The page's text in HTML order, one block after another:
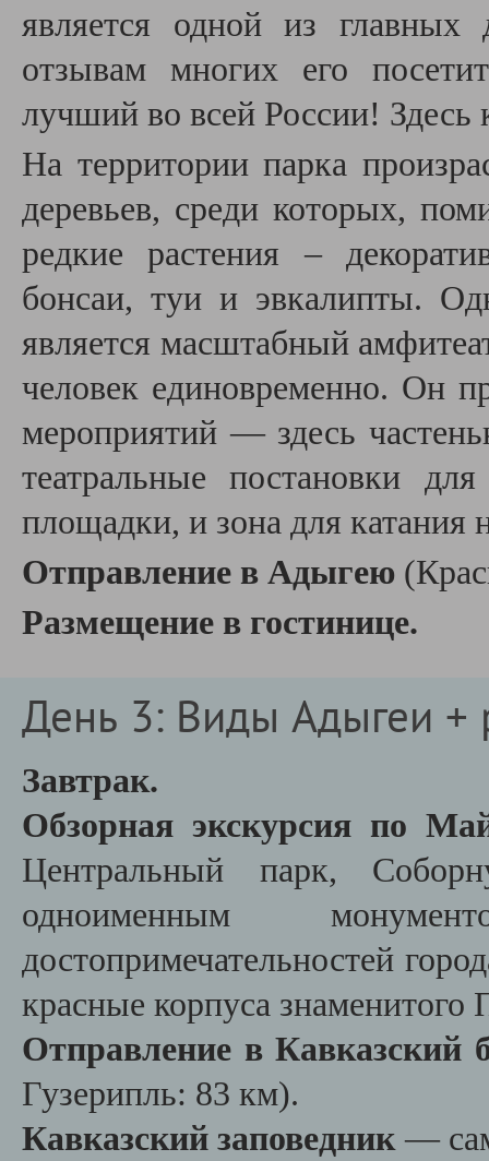
является одной из главных
отзывам многих его
лучший во всей России! Здесь
На территории парка
деревьев, среди которых,
редкие растения –
бонсаи, туи и эвкалипты.
является масштабный
человек единовременно. Он
мероприятий — здесь
театральные постановки
площадки, и зона для катания
Отправление в Адыгею
Размещение в гостинице.
День 3: Виды Адыгеи +
Завтрак.
Обзорная экскурсия по
Центральный парк,
одноименным
достопримечательностей
красные корпуса знаменитого
Отправление в Кавказский
Гузерипль: 83 км).
Кавказский заповедник—